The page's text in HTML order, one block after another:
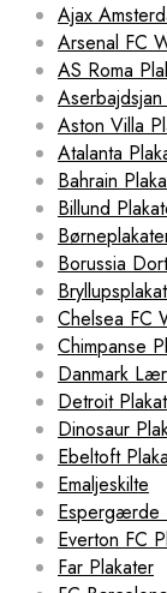
Ajax
Arsenal FC
AS Roma
Aston Villa
Atalanta
Bahrain
Billund
Borussia
Chelsea FC
Chimpanse
Danmark
Detroit
Dinosaur
Ebeltoft
Emaljeskilte
Espergærde
Everton FC
Far Plakater